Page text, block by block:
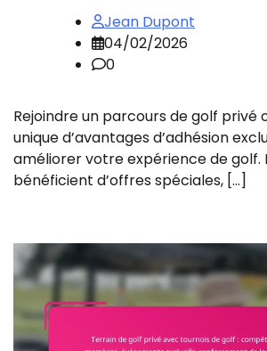
Jean Dupont
04/02/2026
0
Rejoindre un parcours de golf privé
unique d’avantages d’adhésion
améliorer votre expérience de golf.
bénéficient d’offres spéciales, […]